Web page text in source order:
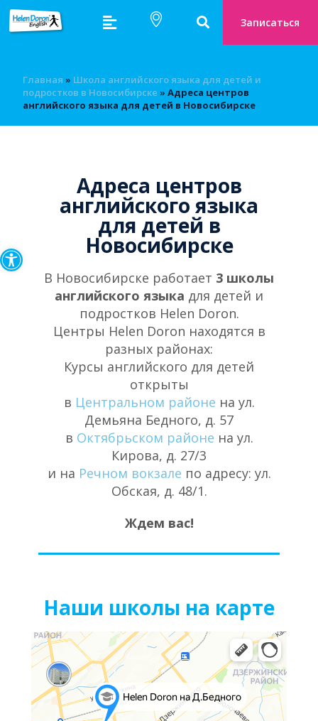
Открыть панель
Записаться
Главная » Школа английского языка для детей и
подростков в Новосибирске »Адреса центров
английского языка для детей в Новосибирске
Адреса центров
английского языка
для детей в
Новосибирске
В Новосибирске работает 3 школы
английского языка для детей и
подростков Helen Doron.
Центры Helen Doron находятся в
разных районах:
Курсы английского для детей
открыты
в Центральном районе на ул.
Демьяна Бедного, д. 57
в Октябрьском районе на ул.
Кирова, д. 27/3
и на Речном вокзале по адресу: ул.
Обская, д. 48/1.
Ждем вас!
Наши школы на карте